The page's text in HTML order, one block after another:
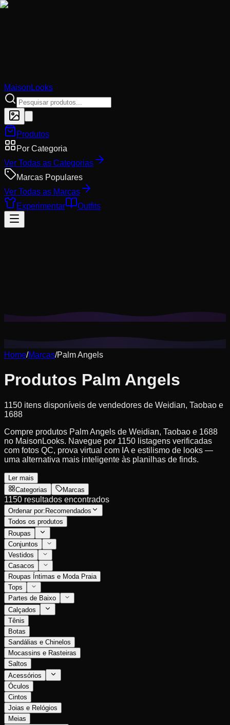
MaisonLooks
Produtos
Por Categoria
Ver Todas as Categorias
Marcas Populares
Ver Todas as Marcas
Experimentar
Outfits
Home/Marcas/Palm Angels
Produtos Palm Angels
1150 itens disponíveis de vendedores de Weidian, Taobao e
1688
Compre produtos Palm Angels de Weidian, Taobao e 1688
no MaisonLooks. Navegue por 1150 listagens verificadas
com fotos QC, prova virtual com IA e estilismo de looks —
uma alternativa mais inteligente às planilhas de finds.
Ler mais
Categorias
Marcas
1150 resultados encontrados
Ordenar por: Recomendados
Todos os produtos
Roupas
Conjuntos
Vestidos
Casacos
Roupas Íntimas e Moda Praia
Tops
Partes de Baixo
Calçados
Tênis
Botas
Sandálias e Chinelos
Mocassins e Rasteiras
Saltos
Acessórios
Óculos
Cintos
Joias e Relógios
Meias